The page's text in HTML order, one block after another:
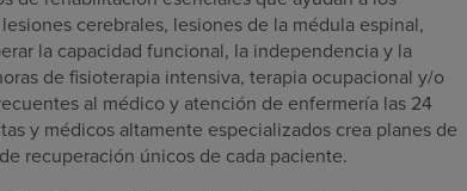
cerebrales, lesiones de la médula espinal,
la capacidad funcional, la independencia y la
de fisioterapia intensiva, terapia ocupacional y/o
al médico y atención de enfermería las 24
y médicos altamente especializados crea planes de
recuperación únicos de cada paciente.